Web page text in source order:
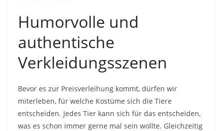
Humorvolle und
authentische
Verkleidungsszenen
Bevor es zur Preisverleihung kommt, dürfen wir
miterleben, für welche Kostüme sich die Tiere
entscheiden. Jedes Tier kann sich für das entscheiden,
was es schon immer gerne mal sein wollte. Gleichzeitig